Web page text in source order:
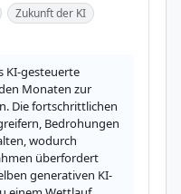
Zukunft der KI
KI-gesteuerte
Monaten zur
Die fortschrittlichen
Bedrohungen
wodurch
überfordert
generativen KI-